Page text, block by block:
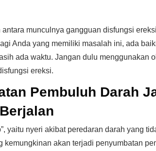
antara munculnya gangguan disfungsi
Anda yang memiliki masalah ini, ada
ada waktu. Jangan dulu menggunakan
ereksi.
Pembuluh Darah
yaitu nyeri akibat peredaran darah yang
kemungkinan akan terjadi penyumbatan